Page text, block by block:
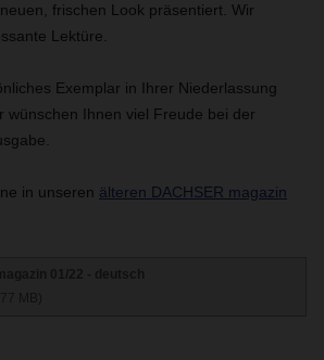
frischen Look präsentiert. Wir
Lektüre.
Exemplar in Ihrer Niederlassung
wünschen Ihnen viel Freude bei der
in unseren älteren DACHSER magazin